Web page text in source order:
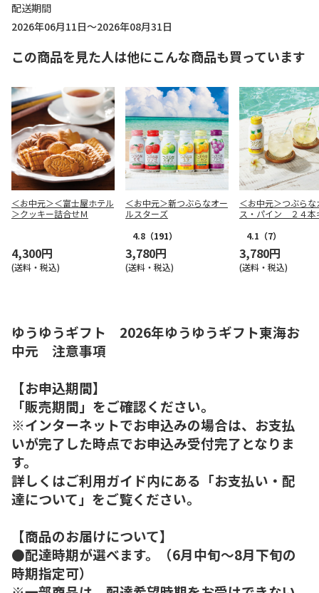
配送期間
2026年06月11日～2026年08月31日
この商品を見た人は他にこんな商品も買っています
＜お中元＞＜富士屋ホテル
＞クッキー詰合せＭ
4,300円
(送料・税込)
＜お中元＞新つぶらなオー
ルスターズ
4.8 （191）
3,780円
(送料・税込)
＜お中元＞つぶらな
ス・パイン ２４本
4.1 （7）
3,780円
(送料・税込)
ゆうゆうギフト 2026年ゆうゆうギフト東海お
中元 注意事項
【お申込期間】
「販売期間」をご確認ください。
※インターネットでお申込みの場合は、お支払
いが完了した時点でお申込み受付完了となりま
す。
詳しくはご利用ガイド内にある「お支払い・配
達について」をご覧ください。
【商品のお届けについて】
●配達時期が選べます。（6月中旬～8月下旬の
時期指定可）